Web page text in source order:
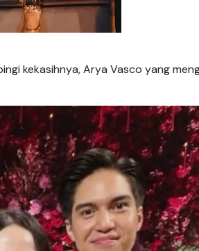
kekasihnya, Arya Vasco yang